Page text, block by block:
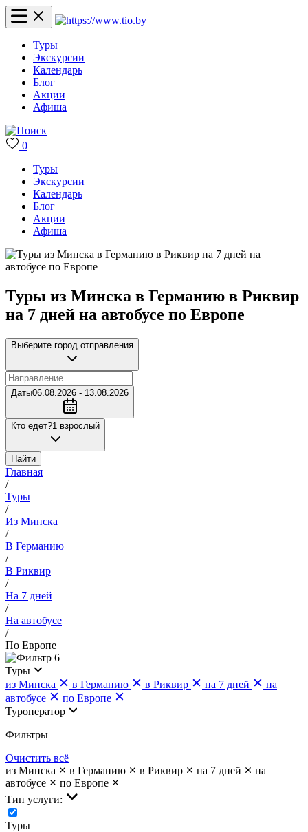
Туры
Экскурсии
Календарь
Блог
Акции
Афиша
0
Туры
Экскурсии
Календарь
Блог
Акции
Афиша
Туры из Минска в Германию в Риквир
на 7 дней на автобусе по Европе
Выберите город отправления
Даты06.08.2026 - 13.08.2026
Кто едет?1 взрослый
Найти
Главная
/
Туры
/
Из Минска
/
В Германию
/
В Риквир
/
На 7 дней
/
На автобусе
/
По Европе
6
Туры
из Минска
в Германию в Риквир на 7 дней
на
автобусе
по Европе
Туроператор
Фильтры
Очистить всё
из Минска
в Германию в Риквир на 7 дней
на
автобусе
по Европе
Тип услуги:
Туры